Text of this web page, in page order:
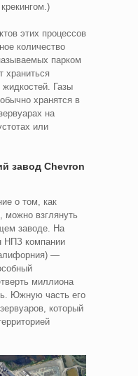
этих процессов
количество
парком
храниться
Газы
хранятся в
на
или
завод Chevron
о том, как
можно взглянуть
заводе. На
НПЗ компании
—
миллиона
Южную часть его
который